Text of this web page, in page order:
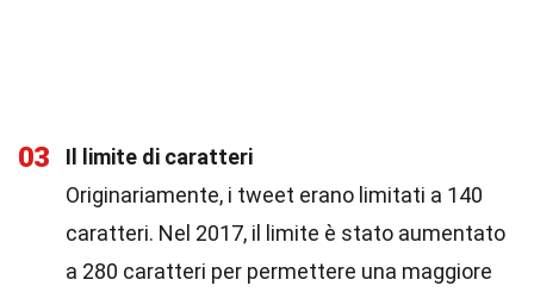
03
Il limite di caratteri
Originariamente, i tweet erano limitati a 140
caratteri. Nel 2017, il limite è stato aumentato
a 280 caratteri per permettere una maggiore